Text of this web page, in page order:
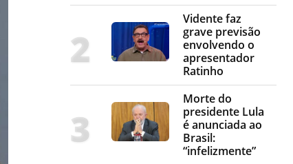
Vidente faz
grave previsão
envolvendo o
apresentador
Ratinho
Morte do
presidente Lula
é anunciada ao
Brasil:
“infelizmente”